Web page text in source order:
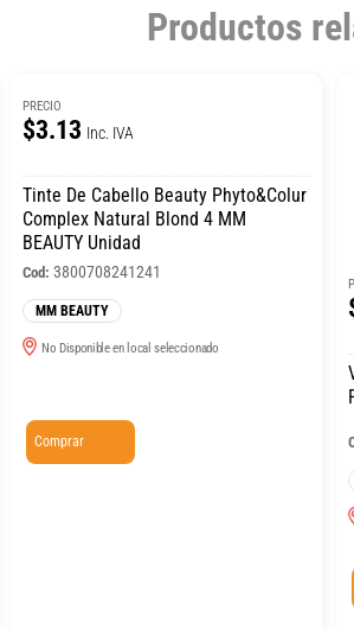
Productos
PRECIO
$3.13 Inc. IVA
Tinte De Cabello Beauty Phyto&Colur
Complex Natural Blond 4 MM
BEAUTY Unidad
Cod: 3800708241241
MM BEAUTY
No Disponible en local seleccionado
Comprar